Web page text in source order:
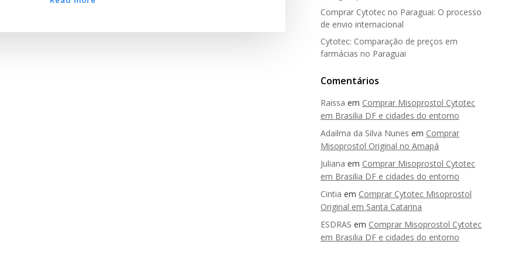
Comprar Cytotec no Paraguai: O processo
de envio internacional
Cytotec: Comparação de preços em
farmácias no Paraguai
Comentários
Raissa em Comprar Misoprostol Cytotec
em Brasilia DF e cidades do entorno
Adailma da Silva Nunes em Comprar
Misoprostol Original no Amapá
Juliana em Comprar Misoprostol Cytotec
em Brasilia DF e cidades do entorno
Cintia em Comprar Cytotec Misoprostol
Original em Santa Catarina
ESDRAS em Comprar Misoprostol Cytotec
em Brasilia DF e cidades do entorno